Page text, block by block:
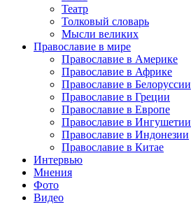
Театр
Толковый словарь
Мысли великих
Православие в мире
Православие в Америке
Православие в Африке
Православие в Белоруссии
Православие в Греции
Православие в Европе
Православие в Ингушетии
Православие в Индонезии
Православие в Китае
Интервью
Мнения
Фото
Видео